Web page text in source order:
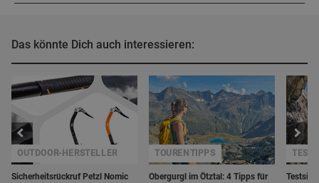
Das könnte Dich auch interessieren:
Sicherheitsrückruf Petzl Nomic
OUTDOOR-HERSTELLER
Obergurgl im Ötztal: 4 Tipps für
TOURENTIPPS